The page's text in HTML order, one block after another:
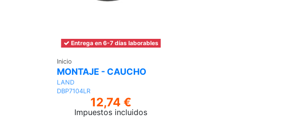
Entrega en 6-7 días laborables
Inicio
MONTAJE - CAUCHO
LAND
DBP7104LR
12,74 €
Impuestos incluidos